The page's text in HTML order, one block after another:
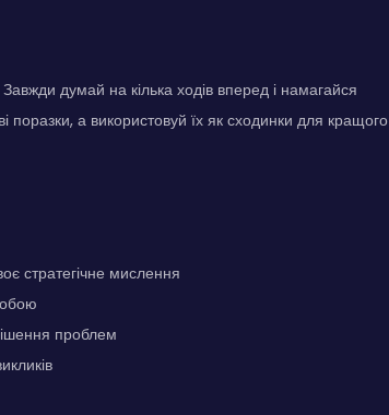
думай на кілька ходів вперед і намагайся
поразки, а використовуй їх як сходинки для кращого
стратегічне мислення
проблем